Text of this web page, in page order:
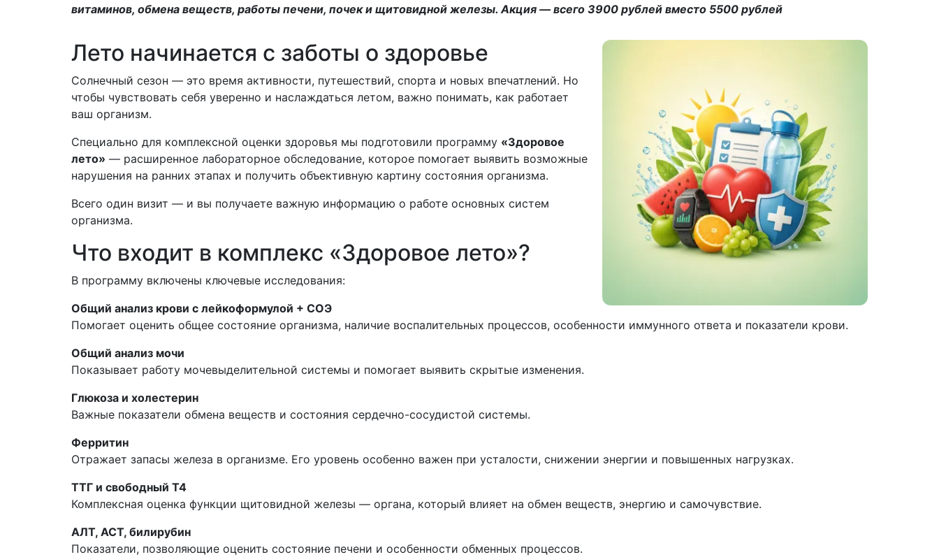
витаминов, обмена веществ, работы печени, почек и щитовидной железы. Акция — всего 3900 рублей вместо 5500 рублей
Лето начинается с заботы о здоровье
Солнечный сезон — это время активности, путешествий, спорта и новых впечатлений. Но
чтобы чувствовать себя уверенно и наслаждаться летом, важно понимать, как работает
ваш организм.
Специально для комплексной оценки здоровья мы подготовили программу «Здоровое
лето» — расширенное лабораторное обследование, которое помогает выявить возможные
нарушения на ранних этапах и получить объективную картину состояния организма.
Всего один визит — и вы получаете важную информацию о работе основных систем
организма.
Что входит в комплекс «Здоровое лето»?
В программу включены ключевые исследования:
Общий анализ крови с лейкоформулой + СОЭ
Помогает оценить общее состояние организма, наличие воспалительных процессов, особенности иммунного ответа и показатели крови.
Общий анализ мочи
Показывает работу мочевыделительной системы и помогает выявить скрытые изменения.
Глюкоза и холестерин
Важные показатели обмена веществ и состояния сердечно-сосудистой системы.
Ферритин
Отражает запасы железа в организме. Его уровень особенно важен при усталости, снижении энергии и повышенных нагрузках.
ТТГ и свободный Т4
Комплексная оценка функции щитовидной железы — органа, который влияет на обмен веществ, энергию и самочувствие.
АЛТ, АСТ, билирубин
Показатели, позволяющие оценить состояние печени и особенности обменных процессов.